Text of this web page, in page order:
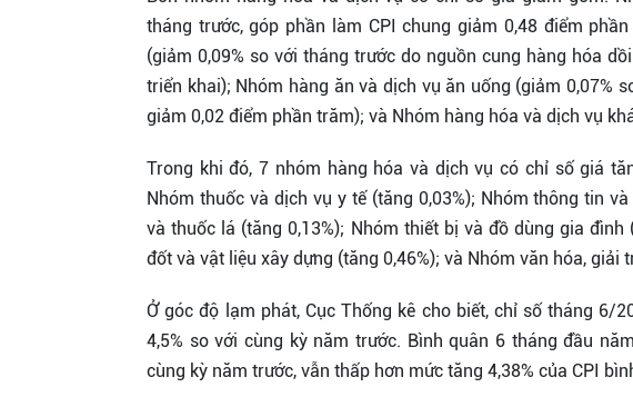
tháng trước, góp phần làm CPI chung giảm 0,48 điểm
(giảm 0,09% so với tháng trước do nguồn cung hàng hóa
triển khai); Nhóm hàng ăn và dịch vụ ăn uống (giảm 0,07%
giảm 0,02 điểm phần trăm); và Nhóm hàng hóa và dịch vụ
Trong khi đó, 7 nhóm hàng hóa và dịch vụ có chỉ số giá
Nhóm thuốc và dịch vụ y tế (tăng 0,03%); Nhóm thông tin
và thuốc lá (tăng 0,13%); Nhóm thiết bị và đồ dùng gia đình
đốt và vật liệu xây dựng (tăng 0,46%); và Nhóm văn hóa, giải
Ở góc độ lạm phát, Cục Thống kê cho biết, chỉ số tháng 6/
4,5% so với cùng kỳ năm trước. Bình quân 6 tháng đầu
cùng kỳ năm trước, vẫn thấp hơn mức tăng 4,38% của CPI